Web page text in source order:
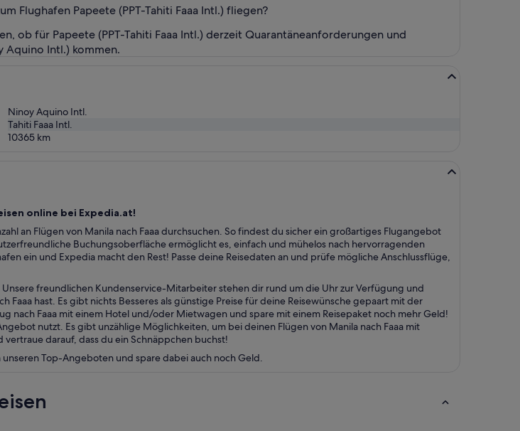
Flughafen Papeete (PPT-Tahiti Faaa Intl.) fliegen?
ob für Papeete (PPT-Tahiti Faaa Intl.) derzeit Quarantäneanforderungen und
Aquino Intl.) kommen.
Ninoy Aquino Intl.
Tahiti Faaa Intl.
10365 km
online bei Expedia.at!
an Flügen von Manila nach Faaa durchsuchen. So findest du sicher ein großartiges Flugangebot
Buchungsoberfläche ermöglicht es, einfach und mühelos nach hervorragenden
ein und Expedia macht den Rest! Passe deine Reisedaten an und prüfe mögliche Anschlussflüge,
freundlichen Kundenservice-Mitarbeiter stehen dir rund um die Uhr zur Verfügung und
hast. Es gibt nichts Besseres als günstige Preise für deine Reisewünsche gepaart mit der
nach Faaa mit einem Hotel und/oder Mietwagen und spare mit einem Reisepaket noch mehr Geld!
nutzt. Es gibt unzählige Möglichkeiten, um bei deinen Flügen von Manila nach Faaa mit
darauf, dass du ein Schnäppchen buchst!
Top-Angeboten und spare dabei auch noch Geld.